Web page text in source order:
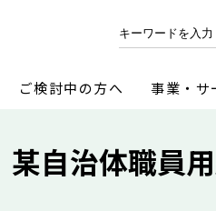
ご検討中の方へ 事業・サ
某自治体職員